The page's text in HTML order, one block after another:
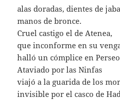
alas doradas, dientes de
manos de bronce.
Cruel castigo el de Atenea,
que inconforme en su
halló un cómplice en
Ataviado por las Ninfas
viajó a la guarida de los
invisible por el casco de